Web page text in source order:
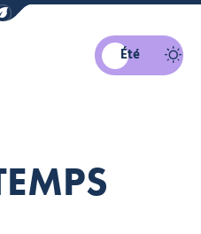
la barre de navigation du
Été